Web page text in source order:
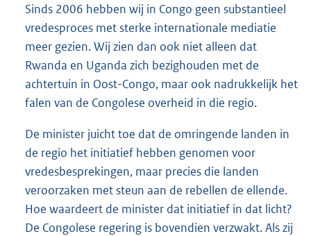
Sinds 2006 hebben wij in Congo geen substantieel
vredesproces met sterke internationale mediatie
meer gezien. Wij zien dan ook niet alleen dat
Rwanda en Uganda zich bezighouden met de
achtertuin in Oost-Congo, maar ook nadrukkelijk het
falen van de Congolese overheid in die regio.
De minister juicht toe dat de omringende landen in
de regio het initiatief hebben genomen voor
vredesbesprekingen, maar precies die landen
veroorzaken met steun aan de rebellen de ellende.
Hoe waardeert de minister dat initiatief in dat licht?
De Congolese regering is bovendien verzwakt. Als zij